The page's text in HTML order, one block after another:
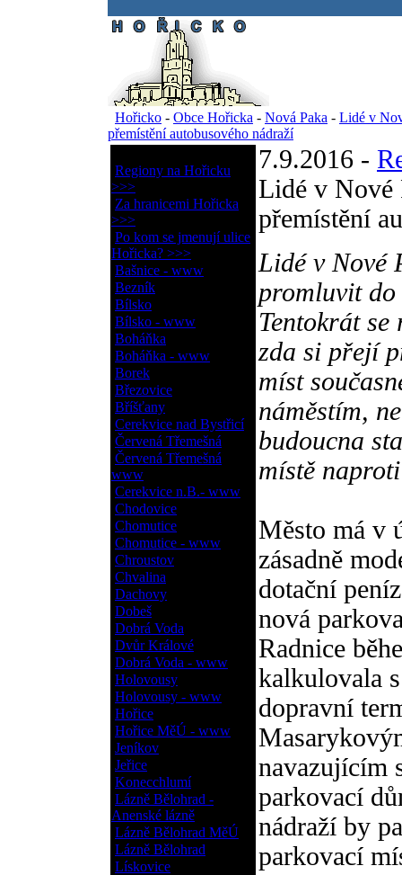
Hořicko - Obce Hořicka - Nová Paka - Lidé v
přemístění autobusového nádraží
Regiony na Hořicku
>>>
Za hranicemi Hořicka
>>>
Po kom se jmenují ulice
Hořicka? >>>
Bašnice - www
Bezník
Bílsko
Bílsko - www
Boháňka
Boháňka - www
Borek
Březovice
Bříšťany
Cerekvice nad Bystřicí
Červená Třemešná
Červená Třemešná
www
Cerekvice n.B.- www
Chodovice
Chomutice
Chomutice - www
Chroustov
Chvalina
Dachovy
Dobeš
Dobrá Voda
Dvůr Králové
Dobrá Voda - www
Holovousy
Holovousy - www
Hořice
Hořice MěÚ - www
Jeníkov
Jeřice
Konecchlumí
Lázně Bělohrad -
Anenské lázně
Lázně Bělohrad MěÚ
Lázně Bělohrad
Lískovice
7.9.2016 -
Lidé v Nové
přemístění
Lidé v Nové
promluvit do
Tentokrát se
zda si přejí
míst
náměstím,
budoucna
místě
Město má v
zásadně
dotační
nová
Radnice
kalkulovala
dopravní
navazujícím
parkovací
nádraží by
parkovací